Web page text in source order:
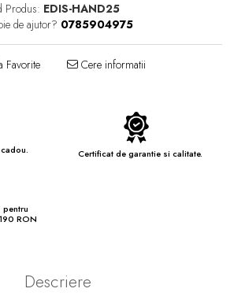
Produs: EDIS-HAND25
de ajutor? 0785904975
Favorite Cere informatii
Certificat de garantie si calitate.
pentru
RON
Descriere